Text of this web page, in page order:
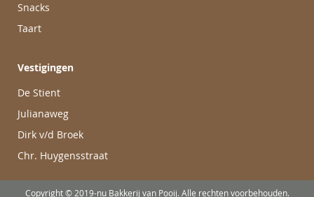
Snacks
Taart
Vestigingen
De Stient
Julianaweg
Dirk v/d Broek
Chr. Huygensstraat
Copyright © 2019-nu Bakkerij van Pooij. Alle rechten voorbehouden.